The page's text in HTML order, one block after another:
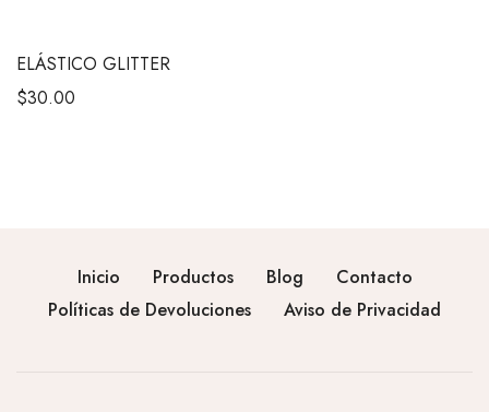
ELÁSTICO GLITTER
$30.00
Inicio Productos Blog
Contacto
Políticas de Devoluciones
Aviso de Privacidad